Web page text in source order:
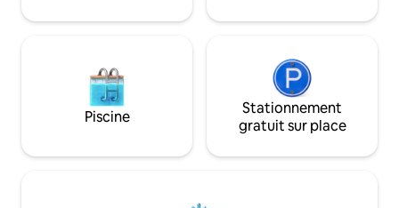
près de chez vous à Chgo!
encore. Court
Piscine
Stationnement
gratuit sur place